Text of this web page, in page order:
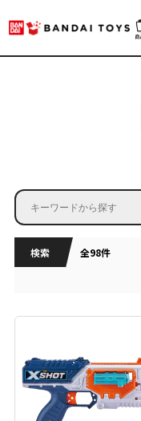
検索 全98件